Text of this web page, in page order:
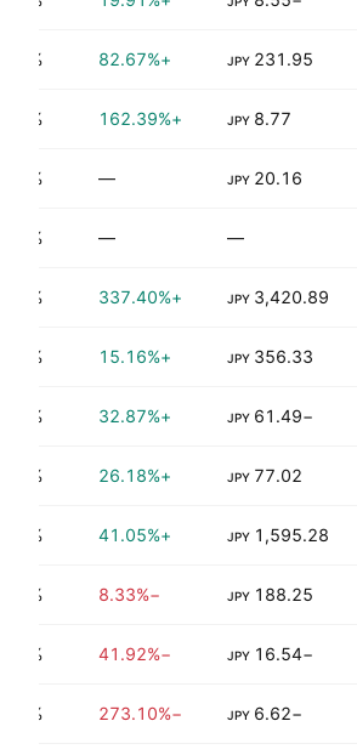
231.95
JPY
+82.67%
8.77
JPY
+162.39%
20.16
JPY
—
—
—
3,420.89
JPY
+337.40%
356.33
JPY
+15.16%
−61.49
JPY
+32.87%
77.02
JPY
+26.18%
1,595.28
JPY
+41.05%
188.25
JPY
−8.33%
−16.54
JPY
−41.92%
−6.62
JPY
−273.10%